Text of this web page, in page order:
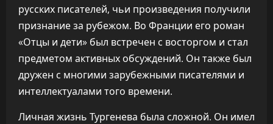
русских писателей, чьи произведения получили
признание за рубежом. Во Франции его роман
«Отцы и дети» был встречен с восторгом и стал
предметом активных обсуждений. Он также был
дружен с многими зарубежными писателями и
интеллектуалами того времени.
Личная жизнь Тургенева была сложной. Он имел